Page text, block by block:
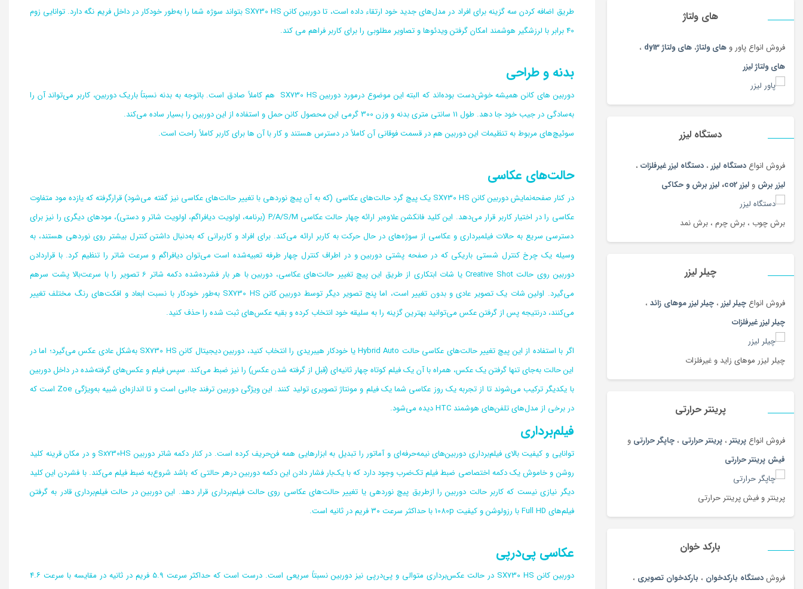
اصلاح موی گوش، بینی و ابرو
ایسوس
بارفیکس
بازی و سرگرمی کودک
بالش شیردهی
بدون دسته‌بندی
بذر و تخم گیاهان (180)
بلوز و شومیز(215)
بهداشت دهان ودندان
بهداشت و مراقبت بدن
بیسکویت و ویفر(100)
پادری، کمد، لوازم اتاق خواب (185)
پارچ، بطری، لیوان و ماگ(187)
پازل، لگو و ساختنی
پاور بانک (شارژر همراه)
پایه نگهدارنده گوشی (208)
پتو(180)
پرینتر چاپ بارکد (4)
های ولتاژ
فروش انواع پاور و های ولتاژ، های ولتاژ dy13
،
های ولتاژ لیزر
دستگاه لیزر
فروش انواع دستگاه لیزر ، دستگاه لیزر غیرفلزات ،
لیزر برش و لیزر co2 ، لیزر برش و حکاکی
برش چوب ، برش چرم ، برش نمد
چیلر لیزر
فروش انواع چیلر لیزر ، چیلر لیزر موهای زائد ،
چیلر لیزر غیرفلزات
چیلر لیزر موهای زاید و غیرفلزات
پرینتر حرارتی
فروش انواع پرینتر ، پرینتر حرارتی ، چاپگر حرارتی و
فیش پرینتر حرارتی
پرینتر و فیش پرینتر حرارتی
بارکد خوان
فروشدستگاه بارکدخوان ، بارکدخوان تصویری ،
طریق اضافه کردن سه گزینه برای افراد در مدل‌های جدید خود ارتقاء داده است، تا دوربین کانن SX730 HS بتواند سوژه‌ شما را به‌طور خودکار در داخل فریم نگه دارد. توانایی زوم
40 برابر با لرزشگیر هوشمند امکان گرفتن ویدئوها و تصاویر مطلوبی را برای کاربر فراهم می کند.
بدنه و طراحی
دوربین های کانن همیشه خوش‌دست بوده‌اند که البته این موضوع درمورد دوربین SX730 HS هم کاملاً صادق است. با‌توجه به بدنه نسبتاً باریک دوربین، کاربر می‌تواند آن را
به‌سادگی در جیب خود جا دهد. طول 11 سانتی متری بدنه و وزن 300 گرمی این محصول کانن حمل و استفاده از این دوربین را بسیار ساده می‌کند.
سوئیچ‌های مربوط به تنظیمات این دوربین هم در قسمت فوقانی آن کاملاً در دسترس هستند و کار با آن ها برای کاربر کاملاً راحت است.
حالت‌های عکاسی
در کنار صفحه‌نمایش دوربین کانن SX730 HS یک پیچ گرد حالت‌های عکاسی (که به آن پیچ نوردهی با تغییر حالت‌های عکاسی نیز گفته می‌شود) قرارگرفته که یازده مود متفاوت
عکاسی را در اختیار کاربر قرار می‌دهد. این کلید فانکشن علاوه‌‌بر ارائه‌ چهار حالت عکاسی P/A/S/M (برنامه، اولویت دیافراگم، اولویت شاتر و دستی)، مودهای دیگری را نیز برای
دسترسی سریع به حالات فیلمبرداری و عکاسی از سوژه‌های در حال حرکت به کاربر ارائه می‌کند. برای افراد و کاربرانی که به‌دنبال داشتن کنترل بیشتر روی نوردهی هستند، به
وسیله‌ یک چرخ کنترل شستی باریکی که در صفحه‌ پشتی دوربین و در اطراف کنترل چهار طرفه تعبیه‌شده است می‌توان دیافراگم و سرعت شاتر را تنظیم کرد. با قراردادن
دوربین روی حالت Creative Shot یا شات ابتکاری از طریق این پیچ تغییر حالت‌های عکاسی، دوربین با هر بار فشرده‌شده دکمه شاتر 6 تصویر را با سرعت‌بالا پشت سرهم
می‌گیرد. اولین شات یک تصویر عادی و بدون تغییر است، اما پنج تصویر دیگر توسط دوربین کانن SX730 HS به‌طور خودکار با نسبت ابعاد و افکت‌های رنگ مختلف تغییر
می‌کنند، درنتیجه پس از گرفتن عکس می‌توانید بهترین گزینه را به سلیقه خود انتخاب کرده و بقیه‌ عکس‌های ثبت شده را حذف کنید.
اگر با استفاده از این پیچ تغییر حالت‌های عکاسی حالت Hybrid Auto یا خودکار هیبریدی را انتخاب کنید، دوربین دیجیتال کانن SX730 HS به‌شکل عادی عکس می‌گیرد؛ اما در
این حالت به‌جای تنها گرفتن یک عکس، همراه با آن یک فیلم کوتاه چهار ثانیه‌ای (قبل از گرفته شدن عکس) را نیز ضبط می‌کند. سپس فیلم و عکس‌های گرفته‌شده در داخل دوربین
با یکدیگر ترکیب می‌شوند تا از تجربه یک روز عکاسی شما یک فیلم و مونتاژ تصویری تولید کنند. این ویژگی دوربین ترفند جالبی است و تا اندازه‌ای شبیه به‌ویژگی Zoe است که
در برخی از مدل‌های تلفن‌های هوشمند HTC دیده می‌شود.
فیلم‌برداری
توانایی و کیفیت بالای فیلم‌برداری دوربین‌های نیمه‌حرفه‌ای و آماتور را تبدیل به ابزارهایی همه فن‌حریف کرده است. در کنار دکمه شاتر دوربین Sx730HS و در مکان قرینه‌ کلید
روشن و خاموش یک دکمه اختصاصی ضبط فیلم تک‌ضرب وجود دارد که با یک‌بار فشار دادن این دکمه دوربین درهر حالتی که باشد شروع‌به ضبط فیلم می‌کند. با فشردن این کلید
دیگر نیازی نیست که کاربر حالت دوربین را از‌طریق پیچ نوردهی یا تغییر حالت‌های عکاسی روی حالت فیلم‌برداری قرار دهد. این دوربین در حالت فیلم‌برداری قادر به گرفتن
فیلم‌های Full HD با رزولوشن و کیفیت 1080p با حداکثر سرعت ۳۰ فریم در ثانیه است.
عکاسی پی‌درپی
دوربین کانن SX730 HS در حالت عکس‌برداری متوالی و پی‌درپی نیز دوربین نسبتاً سریعی است. درست است که حداکثر سرعت 5.9 فریم در ثانیه در مقایسه با سرعت ۴.۶